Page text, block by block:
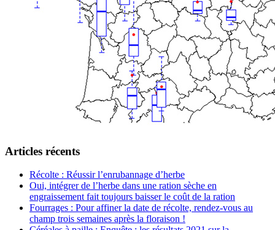
Articles récents
Récolte : Réussir l’enrubannage d’herbe
Oui, intégrer de l’herbe dans une ration sèche en
engraissement fait toujours baisser le coût de la ration
Fourrages : Pour affiner la date de récolte, rendez-vous au
champ trois semaines après la floraison !